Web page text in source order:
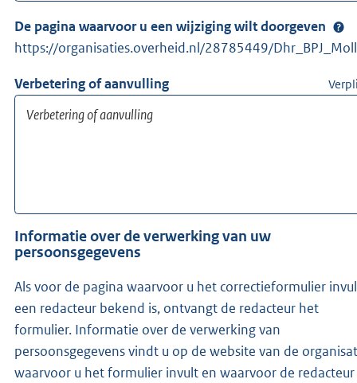
De pagina waarvoor u een wijziging wilt doorgeven
https://organisaties.overheid.nl/28785449/
Verbetering of aanvulling
Informatie over de verwerking van uw
persoonsgegevens
Als voor de pagina waarvoor u het correctieformulier
een redacteur bekend is, ontvangt de redacteur het
formulier. Informatie over de verwerking van
persoonsgegevens vindt u op de website van de
waarvoor u het formulier invult en waarvoor de redacteur